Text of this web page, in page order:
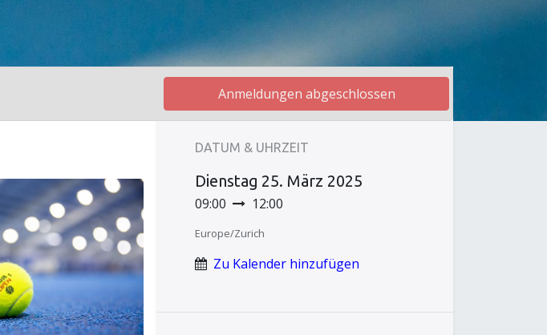
Anmeldungen abgeschlossen
DATUM & UHRZEIT
Dienstag 25. März 2025
09:00 12:00
Europe/Zurich
Zu Kalender hinzufügen